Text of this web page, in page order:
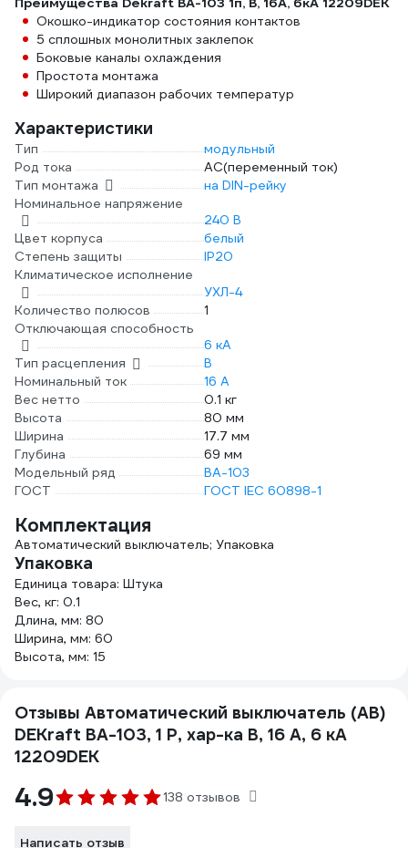
Окошко-индикатор состояния контактов
5 сплошных монолитных заклепок
Боковые каналы охлаждения
Простота монтажа
Широкий диапазон рабочих температур
Характеристики
Тип
модульный
Род тока
AC(переменный ток)
Тип монтажа
на DIN-рейку
Номинальное напряжение
240 В
Цвет корпуса
белый
Степень защиты
IP20
Климатическое исполнение
УХЛ-4
Количество полюсов
1
Отключающая способность
6 кА
Тип расцепления
B
Номинальный ток
16 А
Вес нетто
0.1 кг
Высота
80 мм
Ширина
17.7 мм
Глубина
69 мм
Модельный ряд
ВА-103
ГОСТ
ГОСТ IEC 60898-1
Комплектация
Автоматический выключатель; Упаковка
Упаковка
Единица товара: Штука
Вес, кг: 0.1
Длина, мм: 80
Ширина, мм: 60
Высота, мм: 15
Отзывы Автоматический выключатель (АВ)
DEKraft ВА-103, 1 Р, хар-ка B, 16 А, 6 кА
12209DEK
4.9 138 отзывов
Написать отзыв